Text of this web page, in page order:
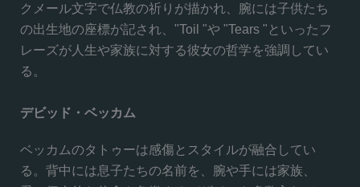
クメール文字で仏教の祈りが描かれ、腕には子供たち
の出生地の座標が記され、"Toil "や "Tears "といったフ
レーズが人生や家族に対する彼女の哲学を強調してい
る。
デビッド・ベッカム
ベッカムのタトゥーは感傷とスタイルが融合してい
る。背中には息子たちの名前を、腕や手には家族、